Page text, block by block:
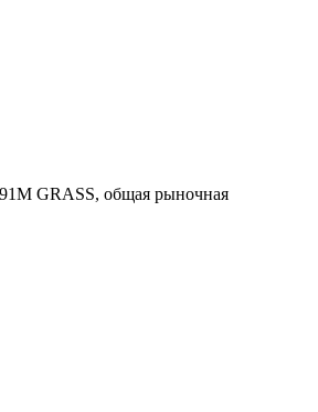
GRASS, общая рыночная